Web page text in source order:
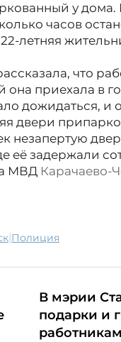
у
часов
летняя
что
приехала в
дожидаться,
двери
незапертую
её задержали
МВД Карачаево-
| полиция
В мэрии
подарки и